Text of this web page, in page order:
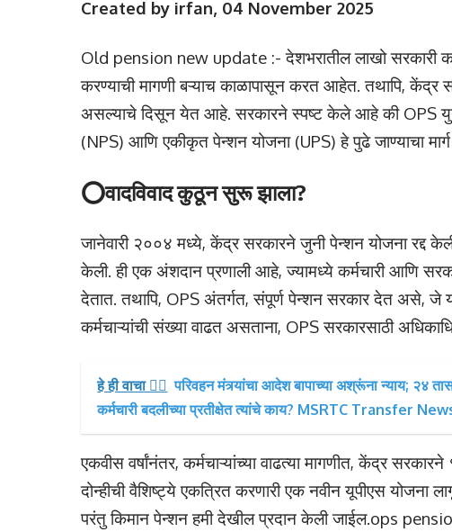
Created by irfan, 04 November 2025
Old pension new update :- देशभरातील लाखो सरकारी
करण्याची मागणी बऱ्याच काळापासून करत आहेत. तथापि, केंद्र
असल्याचे दिसून येत आहे. सरकारने स्पष्ट केले आहे की OPS युग
(NPS) आणि एकीकृत पेन्शन योजना (UPS) हे पुढे जाण्याचा
⭕वादविवाद कुठून सुरू झाला?
जानेवारी २००४ मध्ये, केंद्र सरकारने जुनी पेन्शन योजना रद्द
केली. ही एक अंशदान प्रणाली आहे, ज्यामध्ये कर्मचारी आणि
देतात. तथापि, OPS अंतर्गत, संपूर्ण पेन्शन सरकार देत असे, जे
कर्मचाऱ्यांची संख्या वाढत असताना, OPS सरकारसाठी
हे ही वाचा 👉🏻 परिवहन मंत्र्यांचा आदेश बापाच्या अश्रूंना न्याय; २४
कर्मचारी बदलीच्या प्रतीक्षेत त्यांचे काय? MSRTC Transfer
एकवीस वर्षांनंतर, कर्मचाऱ्यांच्या वाढत्या मागणीत, केंद्र
दोन्हीची वैशिष्ट्ये एकत्रित करणारी एक नवीन यूपीएस योजना
परंतु किमान पेन्शन हमी देखील प्रदान केली जाईल.ops